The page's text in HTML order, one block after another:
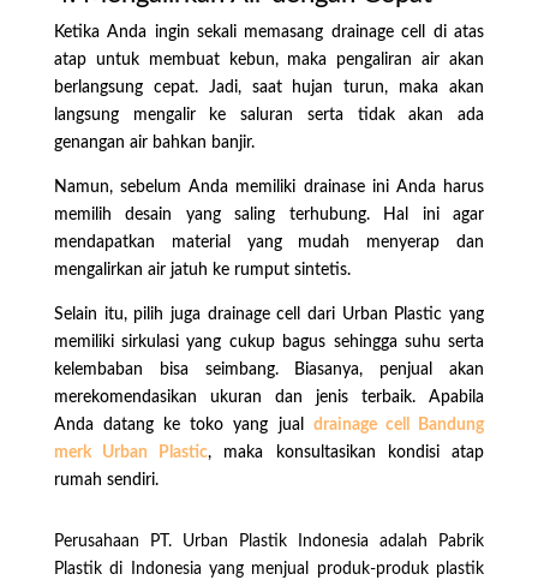
Ketika Anda ingin sekali memasang drainage cell di atas
atap untuk membuat kebun, maka pengaliran air akan
berlangsung cepat. Jadi, saat hujan turun, maka akan
langsung mengalir ke saluran serta tidak akan ada
genangan air bahkan banjir.
Namun, sebelum Anda memiliki drainase ini Anda harus
memilih desain yang saling terhubung. Hal ini agar
mendapatkan material yang mudah menyerap dan
mengalirkan air jatuh ke rumput sintetis.
Selain itu, pilih juga drainage cell dari Urban Plastic yang
memiliki sirkulasi yang cukup bagus sehingga suhu serta
kelembaban bisa seimbang. Biasanya, penjual akan
merekomendasikan ukuran dan jenis terbaik. Apabila
Anda datang ke toko yang jual drainage cell Bandung
merk Urban Plastic, maka konsultasikan kondisi atap
rumah sendiri.
Perusahaan PT. Urban Plastik Indonesia adalah Pabrik
Plastik di Indonesia yang menjual produk-produk plastik